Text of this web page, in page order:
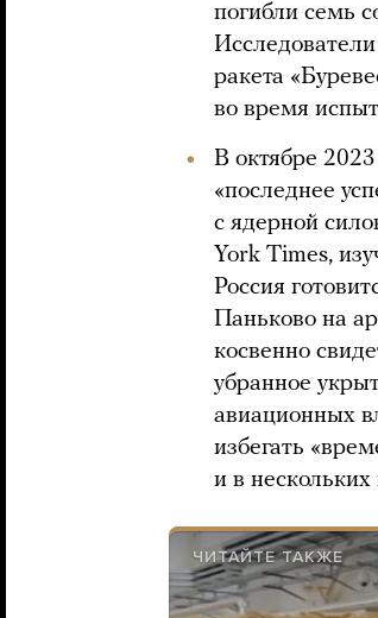
погибли семь
ракета
во время
В октябре
«последнее
с ядерной
York Times,
Россия
Паньково на
косвенно
убранное
авиационных
избегать
и в
ЧИТАЙТЕ ТАКЖЕ